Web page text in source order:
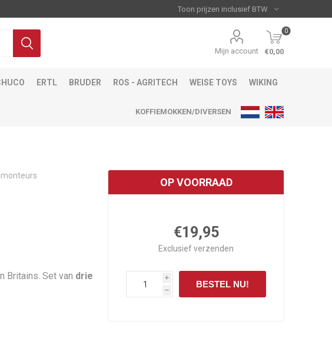
Mijn account
0
€0,00
ERTL BRUDER ROS - AGRITECH WEISE TOYS WIKING
KOFFIEMOKKEN/DIVERSEN
Britains. Set van drie
OP VOORRAAD
€19,95
Exclusiefverzenden
i
h
BESTEL NU!